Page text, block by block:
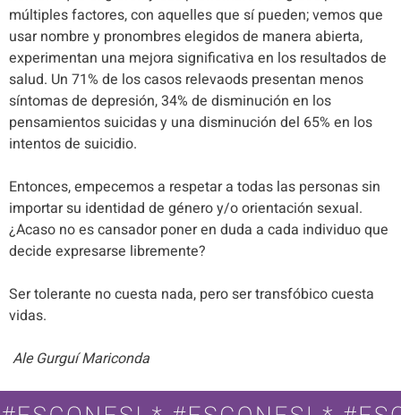
múltiples factores, con aquelles que sí pueden; vemos que
usar nombre y pronombres elegidos de manera abierta,
experimentan una mejora significativa en los resultados de
salud. Un 71% de los casos relevaods presentan menos
síntomas de depresión, 34% de disminución en los
pensamientos suicidas y una disminución del 65% en los
intentos de suicidio.
Entonces, empecemos a respetar a todas las personas sin
importar su identidad de género y/o orientación sexual.
¿Acaso no es cansador poner en duda a cada individuo que
decide expresarse libremente?
Ser tolerante no cuesta nada, pero ser transfóbico cuesta
vidas.
Ale Gurguí Mariconda